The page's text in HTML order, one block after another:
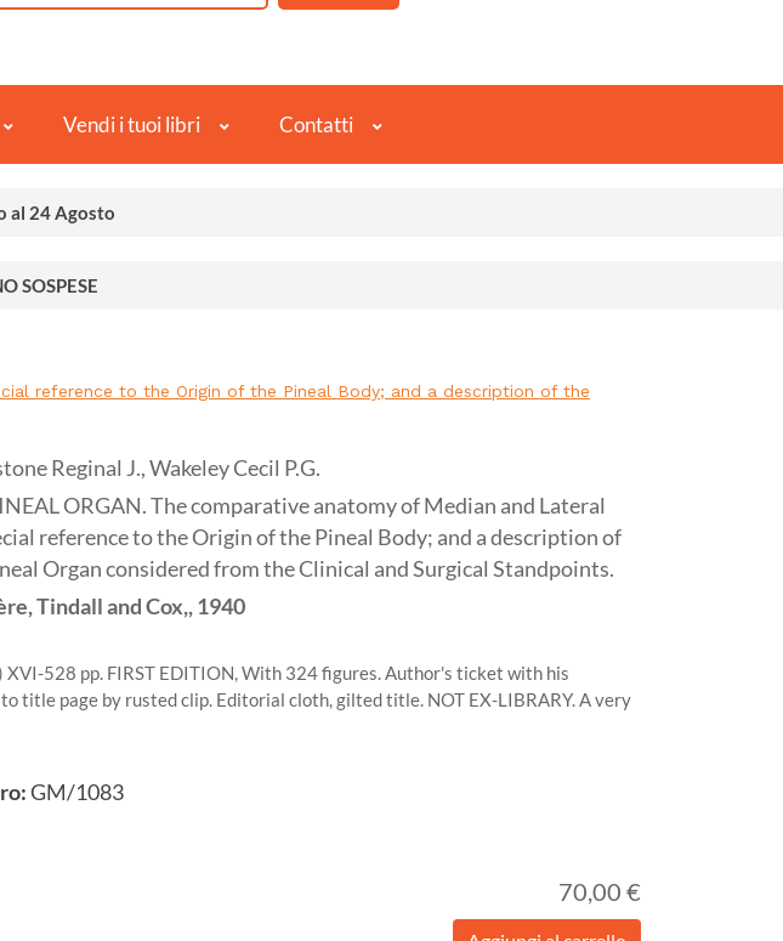
Vendi i tuoi libri Contatti
al 24 Agosto
SOSPESE
reference to the Origin of the Pineal Body; and a description of the
Reginal J., Wakeley Cecil P.G.
ORGAN. The comparative anatomy of Median and Lateral
reference to the Origin of the Pineal Body; and a description of
Organ considered from the Clinical and Surgical Standpoints.
Tindall and Cox,,1940
XVI-528 pp. FIRST EDITION, With 324 figures. Author's ticket with his
title page by rusted clip. Editorial cloth, gilted title. NOT EX-LIBRARY. A very
GM/1083
70,00 €